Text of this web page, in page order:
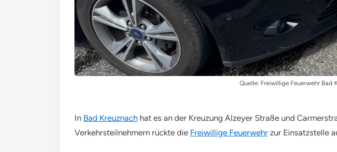
Quelle: Freiwillige Feuerwehr Bad
In Bad Kreuznach hat es an der Kreuzung Alzeyer Straße und
Verkehrsteilnehmern rückte die Freiwillige Feuerwehr zur Einsatzstelle